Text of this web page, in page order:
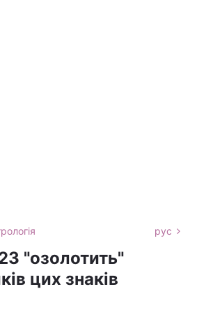
рус
"озолотить"
цих знаків